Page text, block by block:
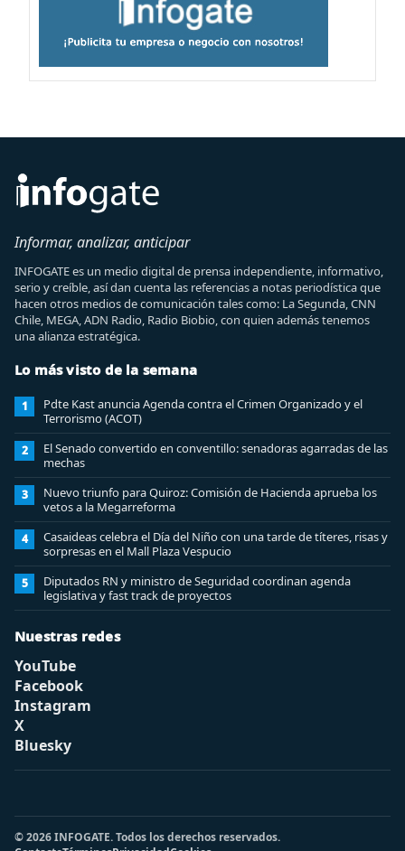
Informar, analizar, anticipar
INFOGATE es un medio digital de prensa independiente, informativo,
serio y creíble, así dan cuenta las referencias a notas periodística que
hacen otros medios de comunicación tales como: La Segunda, CNN
Chile, MEGA, ADN Radio, Radio Biobio, con quien además tenemos
una alianza estratégica.
Lo más visto de la semana
1
Pdte Kast anuncia Agenda contra el Crimen Organizado y el
Terrorismo (ACOT)
2
El Senado convertido en conventillo: senadoras agarradas de las
mechas
3
Nuevo triunfo para Quiroz: Comisión de Hacienda aprueba los
vetos a la Megarreforma
4
Casaideas celebra el Día del Niño con una tarde de títeres, risas y
sorpresas en el Mall Plaza Vespucio
5
Diputados RN y ministro de Seguridad coordinan agenda
legislativa y fast track de proyectos
Nuestras redes
YouTube
Facebook
Instagram
X
Bluesky
© 2026 INFOGATE. Todos los derechos reservados.